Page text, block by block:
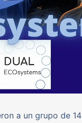
a un grupo de 14